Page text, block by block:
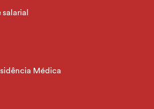
Médica